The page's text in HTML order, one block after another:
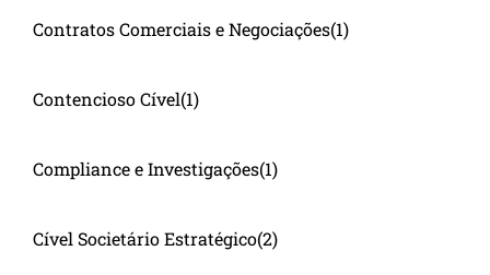
Contratos Comerciais e Negociações(1)
Contencioso Cível(1)
Compliance e Investigações(1)
Cível Societário Estratégico(2)